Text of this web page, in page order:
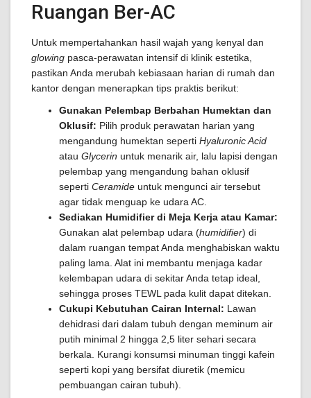
Ruangan Ber-AC
Untuk mempertahankan hasil wajah yang kenyal dan
glowing pasca-perawatan intensif di klinik estetika,
pastikan Anda merubah kebiasaan harian di rumah dan
kantor dengan menerapkan tips praktis berikut:
Gunakan Pelembap Berbahan Humektan dan
Oklusif: Pilih produk perawatan harian yang
mengandung humektan seperti Hyaluronic Acid
atau Glycerin untuk menarik air, lalu lapisi dengan
pelembap yang mengandung bahan oklusif
seperti Ceramide untuk mengunci air tersebut
agar tidak menguap ke udara AC.
Sediakan Humidifier di Meja Kerja atau Kamar:
Gunakan alat pelembap udara (humidifier) di
dalam ruangan tempat Anda menghabiskan waktu
paling lama. Alat ini membantu menjaga kadar
kelembapan udara di sekitar Anda tetap ideal,
sehingga proses TEWL pada kulit dapat ditekan.
Cukupi Kebutuhan Cairan Internal: Lawan
dehidrasi dari dalam tubuh dengan meminum air
putih minimal 2 hingga 2,5 liter sehari secara
berkala. Kurangi konsumsi minuman tinggi kafein
seperti kopi yang bersifat diuretik (memicu
pembuangan cairan tubuh).